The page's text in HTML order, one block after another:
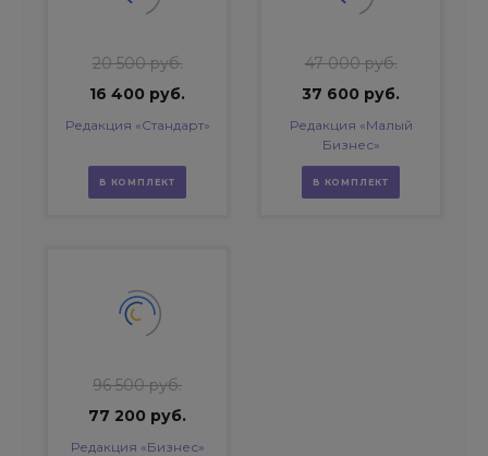
20 500 руб.
16 400 руб.
Редакция «Стандарт»
В КОМПЛЕКТ
47 000 руб.
37 600 руб.
Редакция «Малый
Бизнес»
В КОМПЛЕКТ
96 500 руб.
77 200 руб.
Редакция «Бизнес»